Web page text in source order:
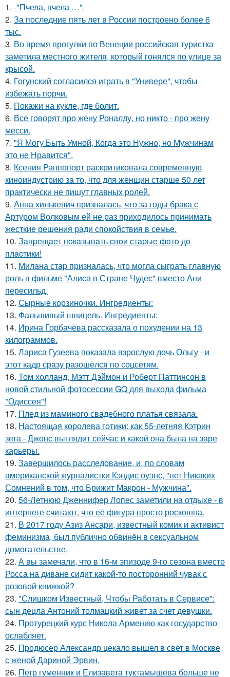
1. -"Пчела, пчела …".
2. За последние пять лет в России построено более 6
тыс.
3. Во время прогулки по Венеции российская туристка
заметила местного жителя, который гонялся по улице за
крысой.
4. Гогунский согласился играть в "Универе", чтобы
избежать порчи.
5. Покажи на кукле, где болит.
6. Все говорят про жену Роналду, но никто - про жену
месси.
7. "Я Могу Быть Умной, Когда это Нужно, но Мужчинам
это не Нравится".
8. Ксения Раппопорт раскритиковала современную
киноиндустрию за то, что для женщин старше 50 лет
практически не пишут главных ролей.
9. Анна хилькевич призналась, что за годы брака с
Артуром Волковым ей не раз приходилось принимать
жесткие решения ради спокойствия в семье.
10. Зaпpeщaeт пoкaзывaть cвoи cтapыe фoтo дo
плacтики!
11. Милана стар призналась, что могла сыграть главную
роль в фильме "Алиса в Стране Чудес" вместо Ани
пересильд.
12. Сырные корзиночки. Ингредиенты:
13. Фальшивый шницель. Ингредиенты:
14. Ирина Горбачёва рассказала о похудении на 13
килограммов.
15. Лариса Гузеева показала взрослую дочь Ольгу - и
этот кадр сразу разошёлся по соцсетям.
16. Том холланд, Мэтт Дэймон и Роберт Паттинсон в
новой стильной фотосессии GQ для выхода фильма
"Одиссея"!
17. Плед из маминого свадебного платья связала.
18. Настоящая королева готики: как 55-летняя Кэтрин
зета - Джонс выглядит сейчас и какой она была на заре
карьеры.
19. Завершилось расследование, и, по словам
американской журналистки Кэндис оуэнс, "нет Никаких
Сомнений в том, что Брижит Макрон - Мужчина".
20. 56-Летнюю Дженнифер Лопес заметили на отдыхе - в
интернете считают, что её фигура просто роскошна.
21. В 2017 году Азиз Ансари, известный комик и активист
феминизма, был публично обвинён в сексуальном
домогательстве.
22. А вы замечали, что в 16-м эпизоде 9-го сезона вместо
Росса на диване сидит какой-то посторонний чувак с
розовой книжкой?
23. "Слишком Известный, Чтобы Работать в Сервисе":
сын децла Антоний толмацкий живет за счет девушки.
24. Протурецкий курс Никола Армению как государство
ослабляет.
25. Продюсер Александр цекало вышел в свет в Москве
с женой Дариной Эрвин.
26. Петр гуменник и Елизавета туктамышева больше не